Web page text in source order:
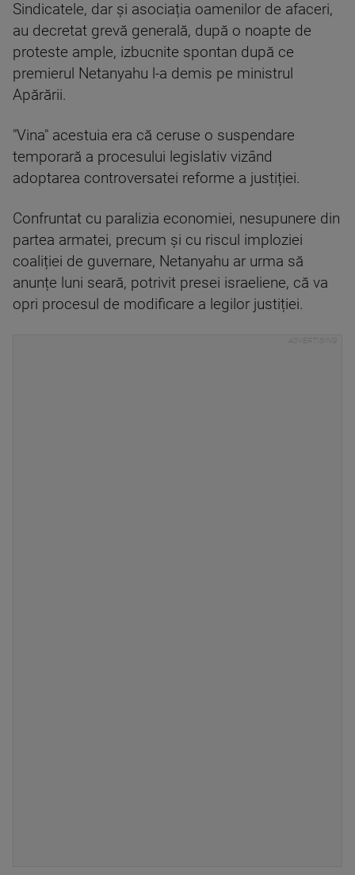
Sindicatele, dar și asociația oamenilor de afaceri,
au decretat grevă generală, după o noapte de
proteste ample, izbucnite spontan după ce
premierul Netanyahu l-a demis pe ministrul
Apărării.
"Vina" acestuia era că ceruse o suspendare
temporară a procesului legislativ vizând
adoptarea controversatei reforme a justiției.
Confruntat cu paralizia economiei, nesupunere din
partea armatei, precum și cu riscul imploziei
coaliției de guvernare, Netanyahu ar urma să
anunțe luni seară, potrivit presei israeliene, că va
opri procesul de modificare a legilor justiției.